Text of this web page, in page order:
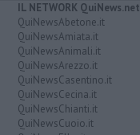
IL NETWORK QuiNews.net
QuiNewsAbetone.it
QuiNewsAmiata.it
QuiNewsAnimali.it
QuiNewsArezzo.it
QuiNewsCasentino.it
QuiNewsCecina.it
QuiNewsChianti.it
QuiNewsCuoio.it